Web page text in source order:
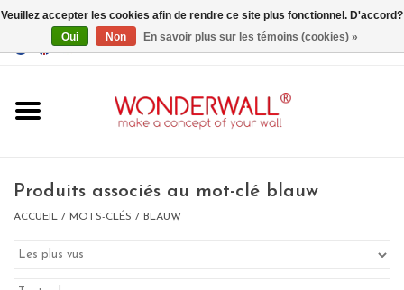
EUR/GBP
Un design personnalisé
Produits associés au mot-clé blauw
ACCUEIL / MOTS-CLÉS / BLAUW
Veuillez accepter les cookies afin de rendre ce site plus fonctionnel. D'accord?
Oui
Non En savoir plus sur les témoins (cookies) »